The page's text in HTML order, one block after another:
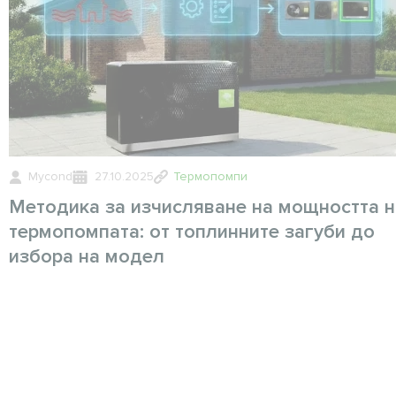
Mycond 27.10.2025 Термопомпи
Методика за изчисляване на мощността
термопомпата: от топлинните загуби до
избора на модел